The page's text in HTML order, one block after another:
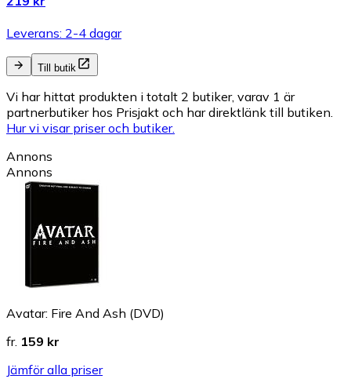
Leverans: 2-4 dagar
Till butik
Vi har hittat produkten i totalt 2 butiker, varav 1 är
partnerbutiker hos Prisjakt och har direktlänk till butiken.
Hur vi visar priser och butiker.
Annons
Annons
Avatar: Fire And Ash (DVD)
fr. 159 kr
Jämför alla priser